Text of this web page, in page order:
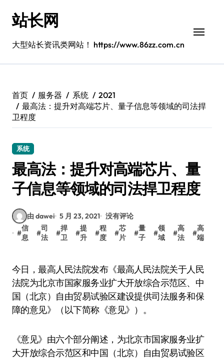
站长网
大型站长资讯类网站！ https://www.86zz.com.cn
首页 服务器 系统
2021
最高法：提升对高端芯片、量子信息等领域的司法捍
卫程度
系统
最高法：提升对高端芯片、量
子信息等领域的司法捍卫程度
由 dawei 5 月 23, 2021 没有评论
#
信
息
#
司
法
#
捍
卫
#
提
升
#
程
度
#
芯
片
#
量
子
#
领
域
#
高
法
#
高
端
今日，最高人民法院发布《最高人民法院关于人民
法院为北京市国家服务业扩大开放综合示范区、中
国（北京）自由贸易试验区建设提供司法服务和保
障的意见》（以下简称《意见》）。
《意见》由六个部分阐述，为北京市国家服务业扩
大开放综合示范区和中国（北京）自由贸易试验区